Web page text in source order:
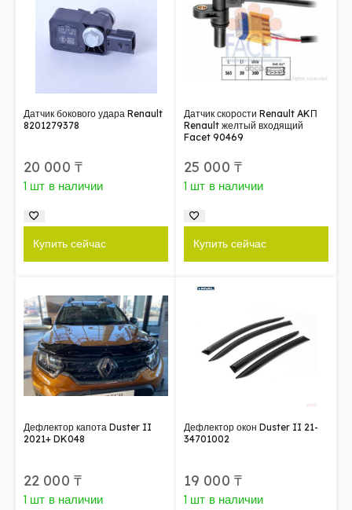
Датчик бокового удара Renault
8201279378
20 000 ₸
1 шт в наличии
Купить сейчас
Датчик скорости Renault AKП
Renault желтый входящий
Facet 90469
25 000 ₸
1 шт в наличии
Купить сейчас
Дефлектор капота Duster II
2021+ DK048
22 000 ₸
1 шт в наличии
Дефлектор окон Duster II 21-
34701002
19 000 ₸
1 шт в наличии